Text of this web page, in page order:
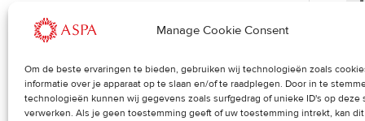
Manage Cookie Consent
Om de beste ervaringen te bieden, gebruiken wij technologieën zoals
informatie over je apparaat op te slaan en/of te raadplegen. Door in te
technologieën kunnen wij gegevens zoals surfgedrag of unieke ID's op deze
verwerken. Als je geen toestemming geeft of uw toestemming intrekt, kan
een stralende, gezonde huid en